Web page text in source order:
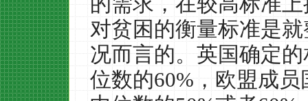
对贫困的衡量标准是
况而言的。英国确定
位数的60%，欧盟成员